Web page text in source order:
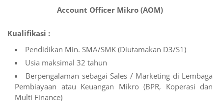
Account Officer Mikro (AOM)
Kualifikasi :
Pendidikan Min. SMA/SMK (Diutamakan D3/S1)
Usia maksimal 32 tahun
Berpengalaman sebagai Sales / Marketing di Lembaga
Pembiayaan atau Keuangan Mikro (BPR, Koperasi dan
Multi Finance)